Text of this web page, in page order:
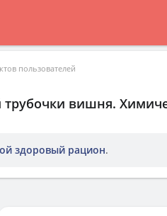
пользователей
вишня.
здоровый рацион.